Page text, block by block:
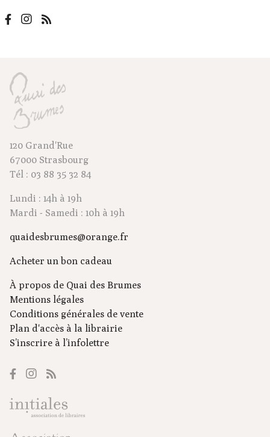
120 Grand'Rue
67000 Strasbourg
Tél : 03 88 35 32 84
Lundi : 14h à 19h
Mardi - Samedi : 10h à 19h
quaidesbrumes@orange.fr
Acheter un bon cadeau
À propos de Quai des Brumes
Mentions légales
Conditions générales de vente
Plan d'accès à la librairie
S’inscrire à l’infolettre